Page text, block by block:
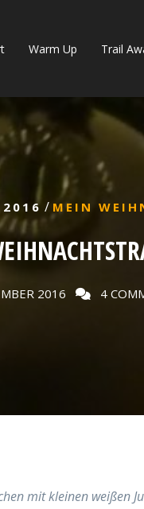
Warm Up Trail
2016 / MEIN
2016 4
mit kleinen weißen